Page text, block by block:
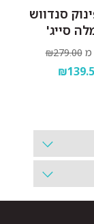
סנדווש
סייג'
מ ₪279.00